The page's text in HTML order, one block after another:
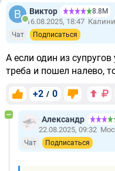
Виктор 8.8М
16.08.2025, 18:47
Чат Подписаться
А если один из
треба и пошел налево,
+2 / 0
Александр
22.08.2025, 09:32
Чат Подписаться